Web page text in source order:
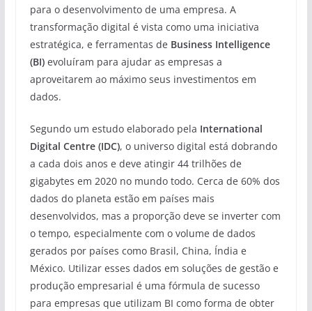
para o desenvolvimento de uma empresa. A
transformação digital é vista como uma iniciativa
estratégica, e ferramentas de Business Intelligence
(BI) evoluíram para ajudar as empresas a
aproveitarem ao máximo seus investimentos em
dados.
Segundo um estudo elaborado pela International
Digital Centre (IDC), o universo digital está dobrando
a cada dois anos e deve atingir 44 trilhões de
gigabytes em 2020 no mundo todo. Cerca de 60% dos
dados do planeta estão em países mais
desenvolvidos, mas a proporção deve se inverter com
o tempo, especialmente com o volume de dados
gerados por países como Brasil, China, Índia e
México. Utilizar esses dados em soluções de gestão e
produção empresarial é uma fórmula de sucesso
para empresas que utilizam BI como forma de obter